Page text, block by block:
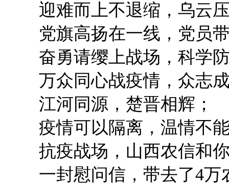
迎难而上不退缩，乌云压
党旗高扬在一线，党员带
奋勇请缨上战场，科学防
万众同心战疫情，众志成
江河同源，楚晋相辉；
疫情可以隔离，温情不
抗疫战场，山西农信和
一封慰问信，带去了4万